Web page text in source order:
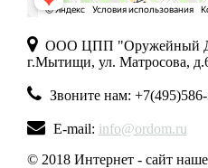
ООО ЦПП "Оружейный
г.Мытищи, ул. Матросова,
Звоните нам:
E-mail: info@ordom.ru
© 2018 Интернет - сайт